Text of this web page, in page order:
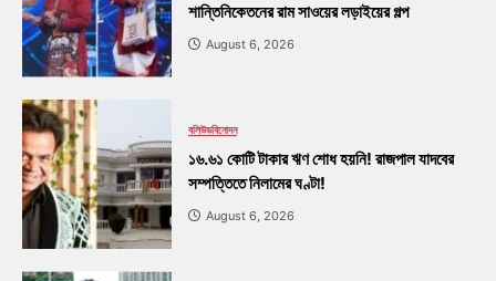
শান্তিনিকেতনের রাম সাওয়ের লড়াইয়ের গল্প
August 6, 2026
বলিউডবিনোদন
১৬.৬১ কোটি টাকার ঋণ শোধ হয়নি! রাজপাল যাদবের
সম্পত্তিতে নিলামের ঘণ্টা!
August 6, 2026